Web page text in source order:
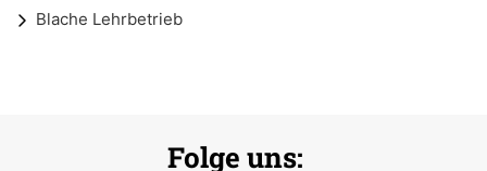
Blache Lehrbetrieb
Folge uns: